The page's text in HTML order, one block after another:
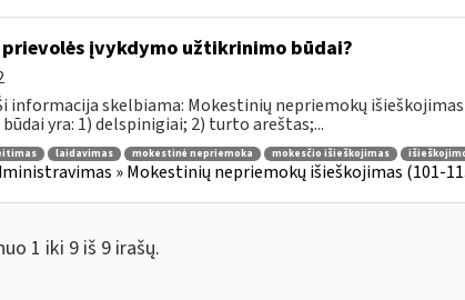
įvykdymo užtikrinimo būdai?
informacija skelbiama: Mokestinių nepriemokų
yra: 1) delspinigiai; 2) turto areštas;...
laidavimas mokestinė nepriemoka mokesčio išieškojimas
» Mokestinių nepriemokų išieškojimas (101-
1 iki 9 iš 9 irašų.